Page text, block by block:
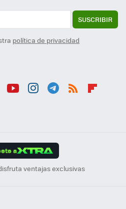
SUSCRIBIR
política de privacidad
a
ventajas exclusivas